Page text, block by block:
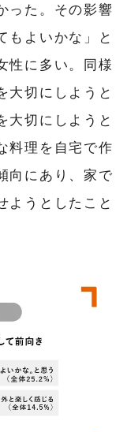
った。その影響
もよいかな」と
性に多い。同様
大切にしようと
大切にしようと
料理を自宅で作
向にあり、家で
ようとしたこと